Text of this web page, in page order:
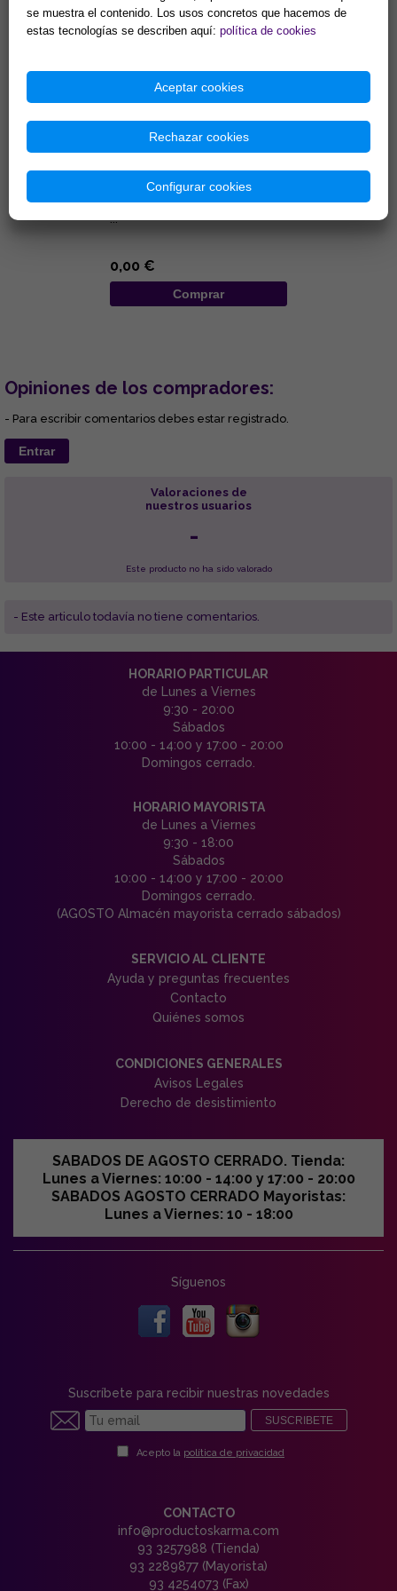
Comprar Comprar
FILM PP 19X66
TRANSPARENTE
...
0,00 €
Comprar
Opiniones de los compradores:
- Para escribir comentarios debes estar registrado.
Entrar
Valoraciones de
nuestros usuarios
-
Este producto no ha sido valorado
- Este articulo todavía no tiene comentarios.
HORARIO PARTICULAR
de Lunes a Viernes
9:30 - 20:00
Sábados
10:00 - 14:00 y 17:00 - 20:00
Domingos cerrado.
HORARIO MAYORISTA
de Lunes a Viernes
9:30 - 18:00
Sábados
10:00 - 14:00 y 17:00 - 20:00
Domingos cerrado.
(AGOSTO Almacén mayorista cerrado sábados)
SERVICIO AL CLIENTE
Ayuda y preguntas frecuentes
Contacto
Quiénes somos
CONDICIONES GENERALES
Avisos Legales
Derecho de desistimiento
SABADOS DE AGOSTO CERRADO. Tienda:
Lunes a Viernes: 10:00 - 14:00 y 17:00 - 20:00
SABADOS AGOSTO CERRADO Mayoristas:
Lunes a Viernes: 10 - 18:00
Síguenos
Suscríbete para recibir nuestras novedades
SUSCRIBETE
Acepto la política de privacidad
CONTACTO
info@productoskarma.com
93 3257988 (Tienda)
93 2289877 (Mayorista)
93 4254073 (Fax)
se muestra el contenido. Los usos concretos que hacemos de
estas tecnologías se describen aquí: política de cookies
Aceptar cookies
Rechazar cookies
Configurar cookies